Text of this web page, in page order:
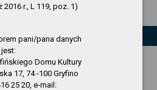
2016 r., L 119, poz. 1)
pani/pana danych
Domu Kultury
17, 74 -100 Gryfino
25 20, e-mail: